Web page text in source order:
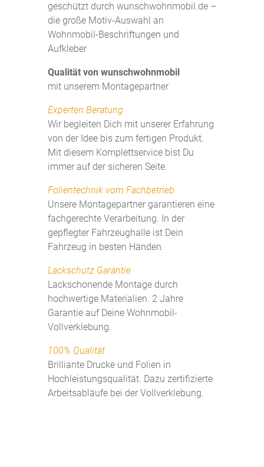
geschützt durch wunschwohnmobil.de –
die große Motiv-Auswahl an
Wohnmobil-Beschriftungen und
Aufkleber
Qualität von wunschwohnmobil
mit unserem Montagepartner
Experten Beratung
Wir begleiten Dich mit unserer Erfahrung
von der Idee bis zum fertigen Produkt.
Mit diesem Komplettservice bist Du
immer auf der sicheren Seite.
Folientechnik vom Fachbetrieb
Unsere Montagepartner garantieren eine
fachgerechte Verarbeitung. In der
gepflegter Fahrzeughalle ist Dein
Fahrzeug in besten Händen.
Lackschutz Garantie
Lackschonende Montage durch
hochwertige Materialien. 2 Jahre
Garantie auf Deine Wohnmobil-
Vollverklebung.
100% Qualität
Brilliante Drucke und Folien in
Hochleistungsqualität. Dazu zertifizierte
Arbeitsabläufe bei der Vollverklebung.